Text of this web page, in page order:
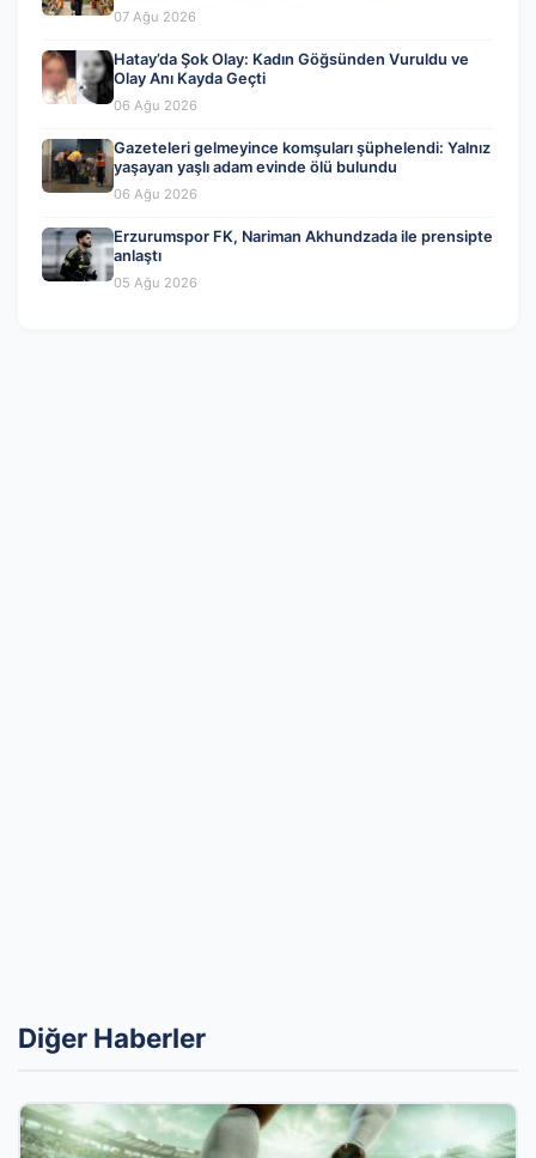
07 Ağu 2026
Hatay’da Şok Olay: Kadın Göğsünden Vuruldu ve
Olay Anı Kayda Geçti
06 Ağu 2026
Gazeteleri gelmeyince komşuları şüphelendi: Yalnız
yaşayan yaşlı adam evinde ölü bulundu
06 Ağu 2026
Erzurumspor FK, Nariman Akhundzada ile prensipte
anlaştı
05 Ağu 2026
Diğer Haberler